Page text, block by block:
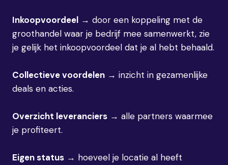
Inkoopvoordeel → door een koppeling met de
groothandel waar je bedrijf mee samenwerkt, zie
je gelijk het inkoopvoordeel dat je al hebt behaald.
Collectieve voordelen → inzicht in gezamenlijke
deals en acties.
Overzicht leveranciers → alle partners waarmee
je profiteert.
Eigen status → hoeveel je locatie al heeft